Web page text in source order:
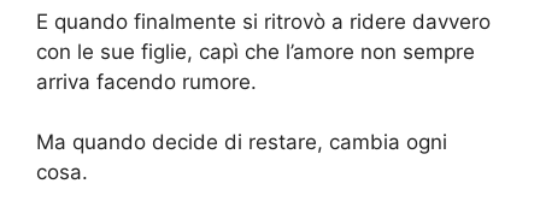
E quando finalmente si ritrovò a ridere davvero
con le sue figlie, capì che l’amore non sempre
arriva facendo rumore.
Ma quando decide di restare, cambia ogni
cosa.